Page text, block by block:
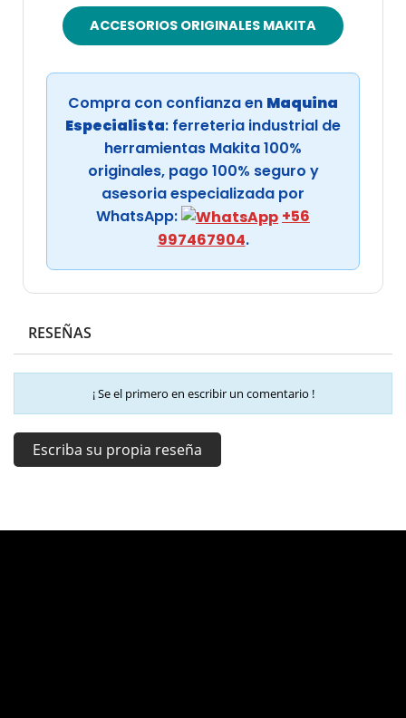
ACCESORIOS ORIGINALES MAKITA
Compra con confianza en Maquina
Especialista: ferreteria industrial de
herramientas Makita 100%
originales, pago 100% seguro y
asesoria especializada por
WhatsApp:
+56
997467904.
RESEÑAS
¡ Se el primero en escribir un comentario !
Escriba su propia reseña